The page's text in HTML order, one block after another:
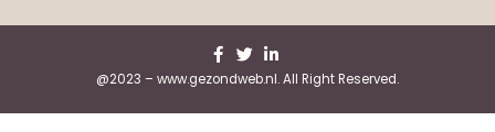
@2023 – www.gezondweb.nl. All Right Reserved.